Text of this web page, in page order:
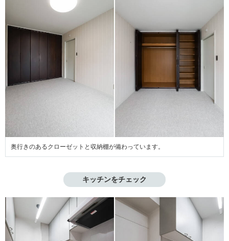
奥行きのあるクローゼットと収納棚が備わっています。
キッチンをチェック